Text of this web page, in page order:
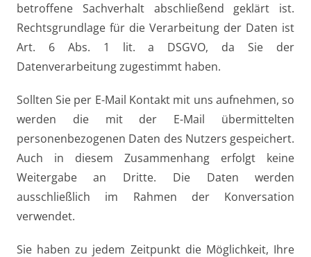
betroffene Sachverhalt abschließend geklärt ist.
Rechtsgrundlage für die Verarbeitung der Daten ist
Art. 6 Abs. 1 lit. a DSGVO, da Sie der
Datenverarbeitung zugestimmt haben.
Sollten Sie per E-Mail Kontakt mit uns aufnehmen, so
werden die mit der E-Mail übermittelten
personenbezogenen Daten des Nutzers gespeichert.
Auch in diesem Zusammenhang erfolgt keine
Weitergabe an Dritte. Die Daten werden
ausschließlich im Rahmen der Konversation
verwendet.
Sie haben zu jedem Zeitpunkt die Möglichkeit, Ihre